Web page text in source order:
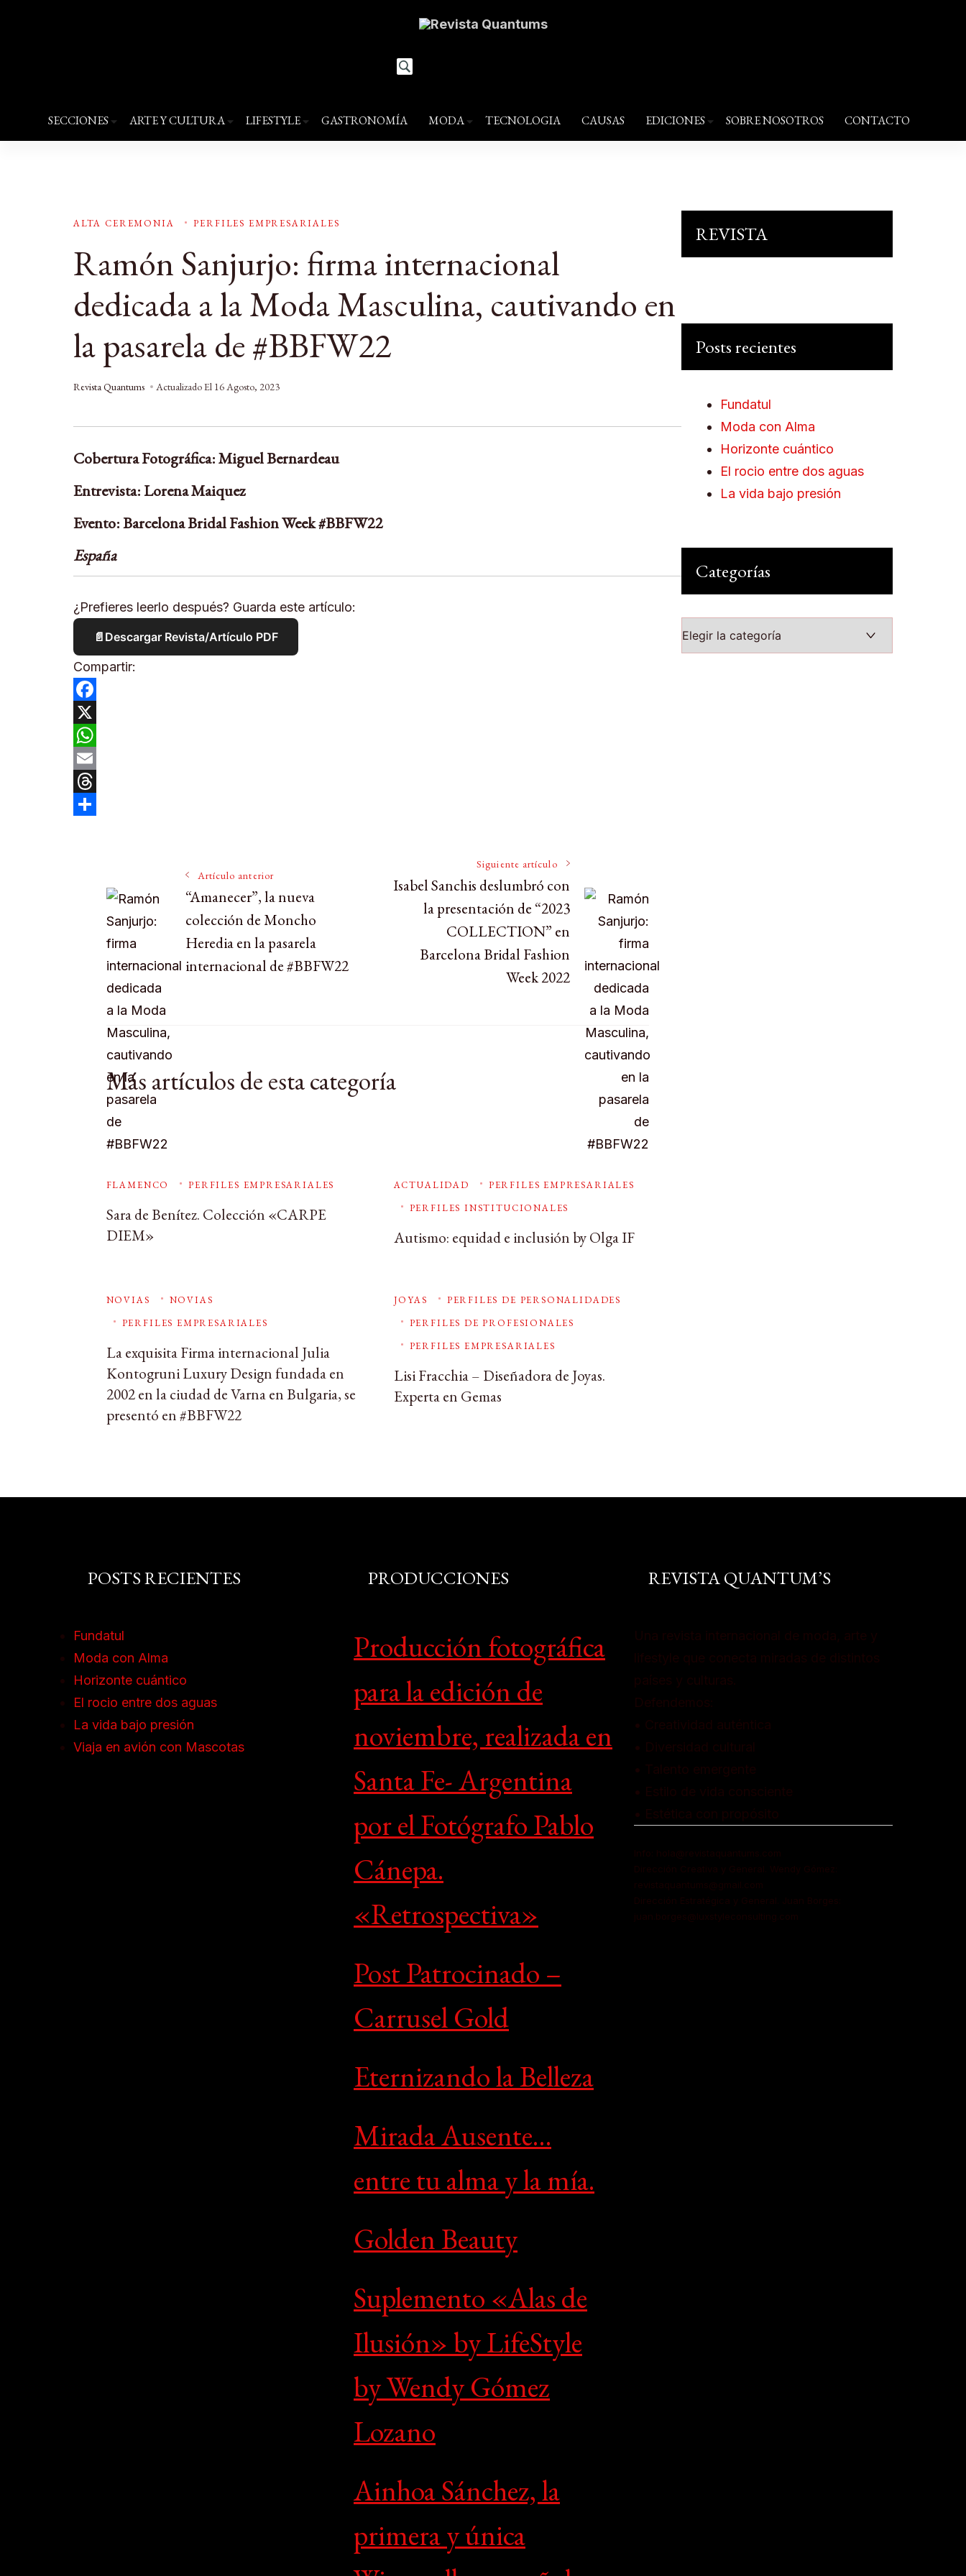
SECCIONES ARTE Y CULTURA LIFESTYLE GASTRONOMÍA MODA TECNOLOGIA CAUSAS EDICIONES SOBRE NOSOTROS CONTACTO
ALTA CEREMONIA PERFILES EMPRESARIALES
Ramón Sanjurjo: firma internacional
dedicada a la Moda Masculina, cautivando en
la pasarela de #BBFW22
Revista Quantums Actualizado El 16 Agosto, 2023
Cobertura Fotográfica: Miguel Bernardeau
Entrevista: Lorena Maiquez
Evento: Barcelona Bridal Fashion Week #BBFW22
España
¿Prefieres leerlo después? Guarda este artículo:
📄 Descargar Revista/Artículo PDF
Compartir:
Facebook
X
WhatsApp
Email
Threads
Navegación
de
entradas
Artículo anterior
“Amanecer”, la nueva
colección de Moncho
Heredia en la pasarela
internacional de #BBFW22
Siguiente artículo
Isabel Sanchis deslumbró con
la presentación de “2023
COLLECTION” en
Barcelona Bridal Fashion
Week 2022
Más artículos de esta categoría
FLAMENCO PERFILES EMPRESARIALES
Sara de Benítez. Colección «CARPE
DIEM»
ACTUALIDAD
PERFILES EMPRESARIALES
PERFILES INSTITUCIONALES
Autismo: equidad e inclusión by Olga IF
NOVIAS
NOVIAS
PERFILES EMPRESARIALES
La exquisita Firma internacional Julia
Kontogruni Luxury Design fundada en
2002 en la ciudad de Varna en Bulgaria, se
presentó en #BBFW22
JOYAS
PERFILES DE PERSONALIDADES
PERFILES DE PROFESIONALES
PERFILES EMPRESARIALES
Lisi Fracchia – Diseñadora de Joyas.
Experta en Gemas
REVISTA
Posts recientes
Fundatul
Moda con Alma
Horizonte cuántico
El rocio entre dos aguas
La vida bajo presión
Categorías
POSTS RECIENTES
Fundatul
Moda con Alma
Horizonte cuántico
El rocio entre dos aguas
La vida bajo presión
Viaja en avión con Mascotas
PRODUCCIONES
Producción fotográfica
para la edición de
noviembre, realizada en
Santa Fe- Argentina
por el Fotógrafo Pablo
Cánepa.
«Retrospectiva»
Post Patrocinado –
Carrusel Gold
Eternizando la Belleza
Mirada Ausente…
entre tu alma y la mía.
Golden Beauty
Suplemento «Alas de
Ilusión» by LifeStyle
by Wendy Gómez
Lozano
Ainhoa Sánchez, la
primera y única
REVISTA QUANTUM’S